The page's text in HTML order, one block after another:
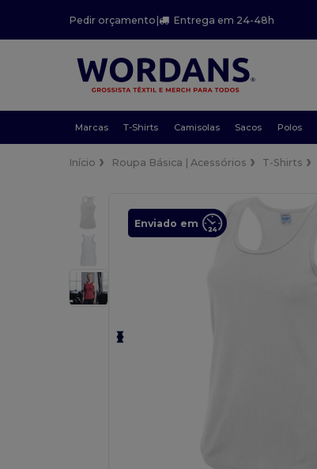
Pedir orçamento| Entrega em 24-48h
Marcas T-Shirts Camisolas Sacos Polos
Início Roupa Básica | Acessórios T-Shirts
Enviado em